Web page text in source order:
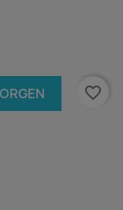
favorite_border